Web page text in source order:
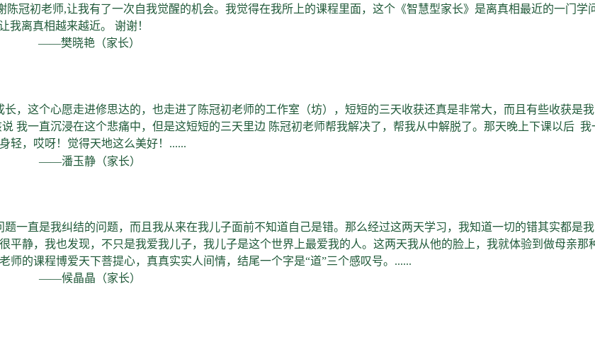
陈冠初老师,让我有了一次自我觉醒的机会。我觉得在我所上的课程里面，这个《智慧型家长》是离真相最近的一门学
我离真相越来越近。 谢谢！
家长）
，这个心愿走进修思达的，也走进了陈冠初老师的工作室（坊），短短的三天收获还真是非常大，而且有些收获是
我一直沉浸在这个悲痛中，但是这短短的三天里边 陈冠初老师帮我解决了，帮我从中解脱了。那天晚上下课以后
轻，哎呀！觉得天地这么美好！......
——潘玉静（家长）
一直是我纠结的问题，而且我从来在我儿子面前不知道自己是错。那么经过这两天学习，我知道一切的错其实都是
平静，我也发现，不只是我爱我儿子，我儿子是这个世界上最爱我的人。这两天我从他的脸上，我就体验到做母亲那
师的课程博爱天下菩提心，真真实实人间情，结尾一个字是“道”三个感叹号。......
家长）